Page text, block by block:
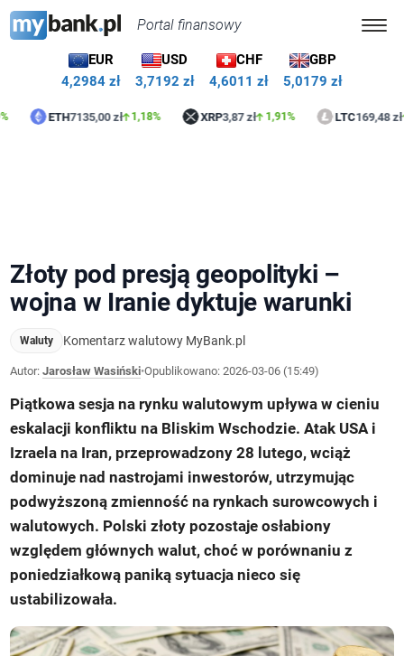
Portal finansowy
EUR
4,2984 zł
USD
3,7192 zł
CHF
4,6011 zł
GBP
5,0179 zł
ETH7135,00 zł 1,18% XRP3,87 zł 1,91% LTC169,48 zł 0,24%
Złoty pod presją geopolityki –
wojna w Iranie dyktuje warunki
Waluty Komentarz walutowy MyBank.pl
Autor:Jarosław Wasiński•Opublikowano:2026-03-06 (15:49)
Piątkowa sesja na rynku walutowym upływa w cieniu
eskalacji konfliktu na Bliskim Wschodzie. Atak USA i
Izraela na Iran, przeprowadzony 28 lutego, wciąż
dominuje nad nastrojami inwestorów, utrzymując
podwyższoną zmienność na rynkach surowcowych i
walutowych. Polski złoty pozostaje osłabiony
względem głównych walut, choć w porównaniu z
poniedziałkową paniką sytuacja nieco się
ustabilizowała.